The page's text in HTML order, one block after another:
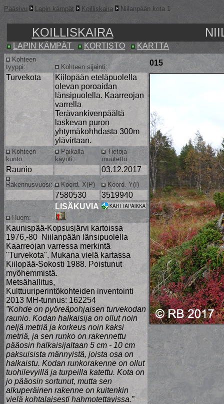
Pääsivu Lapin kämpät Koilliskaira Niilanpään kota 1
KOILLISKAIRA
LAPIN KÄMPÄT KORTISTO KARTTA
Kohteen
tyyppi:
Kohteen sijainti:
015
Turvekota
Kiilopään eteläpuolella
olevan poroaidan
länsipuolella. Kaarreojan
varrella
Terävankivenpäältä
laskevan puron
yhtymäkohhdasta 300m
ylävirtaan.
Kohteen
kunto:
Paikalla
käynti:
Tietoja
muutettu
Raunio 03.12.2017
Rakennusvuosi: Koord. X(P) Koord. Y(I)
7580530 3519940
Huom:
LISÄKUVIA
Kaunispää-Kopsusjärvi kartoissa
1976,-80 Niilanpään länsipuolella
Kaarreojan varressa merkintä
"Turvekota". Mukana vielä kartassa
Kiilopää-Sokosti 1988. Poistunut
myöhemmistä.
Metsähallitus,
Kulttuuriperintökohteiden inventointi
2013 MH-tunnus: 162254
”Kohde on pyöreäpohjaisen turvekodan
raunio. Kodan halkaisija on ollut noin
neljä metriä ja korkeus noin kaksi
metriä, ja sen runko on rakennettu
pääosin halkaisijaltaan 5 cm - 10 cm
paksuisista männyistä, joista osa on
halkaistu. Kodan runkorakenne on ollut
tuohilevyillä ja turpeilla katettu. Kota on
jo pääosin sortunut, mutta sen
alkuperäinen rakenne on kuitenkin
vielä kohtalaisesti hahmotettavissa.”